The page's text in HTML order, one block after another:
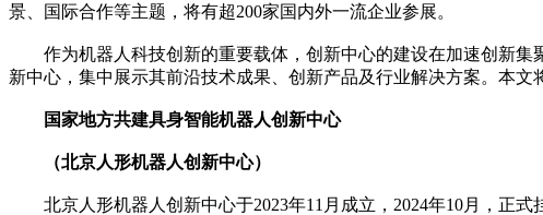
景、国际合作等主题，将有超200家国内外一流企业参展。
作为机器人科技创新的重要载体，创新中心的建设在加速创新集
新中心，集中展示其前沿技术成果、创新产品及行业解决方案。本文
国家地方共建具身智能机器人创新中心
（北京人形机器人创新中心）
北京人形机器人创新中心于2023年11月成立，2024年10月，正式